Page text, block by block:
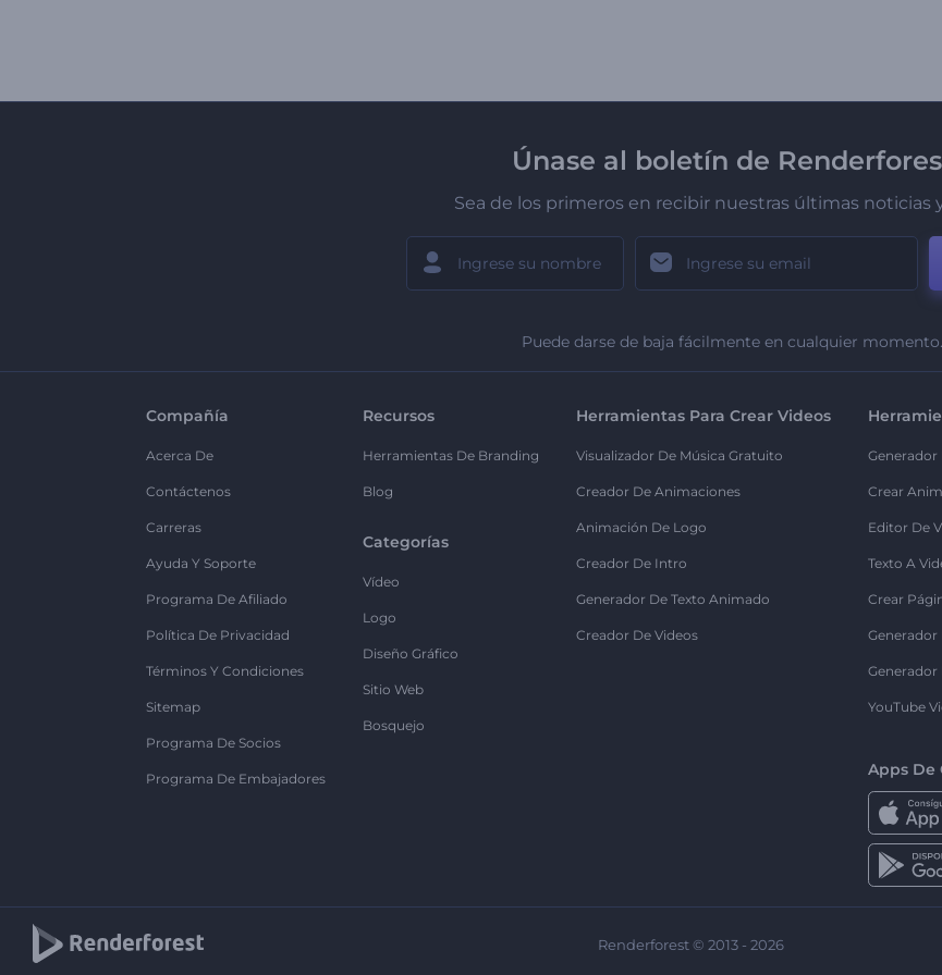
Únase al boletín de
Sea de los primeros en recibir nuestras últimas noticias
Puede darse de baja fácilmente en cualquier momento.
Compañía
Acerca De
Contáctenos
Carreras
Ayuda Y Soporte
Programa De Afiliado
Política De Privacidad
Términos Y Condiciones
Sitemap
Programa De Socios
Programa De Embajadores
Recursos
Herramientas De Branding
Blog
Categorías
Vídeo
Logo
Diseño Gráfico
Sitio Web
Bosquejo
Herramientas Para Crear Videos
Visualizador De Música Gratuito
Creador De Animaciones
Animación De Logo
Creador De Intro
Generador De Texto Animado
Creador De Videos
Generador
Crear
Editor De
Texto A
Crear
Generador
Generador
YouTube
Apps De
Renderforest © 2013 - 2026